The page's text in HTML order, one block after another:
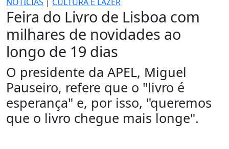
Feira do Livro de Lisboa com
milhares de novidades ao
longo de 19 dias
O presidente da APEL, Miguel
Pauseiro, refere que o "livro é
esperança" e, por isso, "queremos
que o livro chegue mais longe".